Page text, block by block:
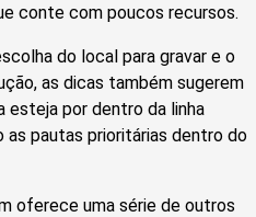
conte com poucos recursos.
do local para gravar e o
as dicas também sugerem
esteja por dentro da linha
as pautas prioritárias dentro do
oferece uma série de outros